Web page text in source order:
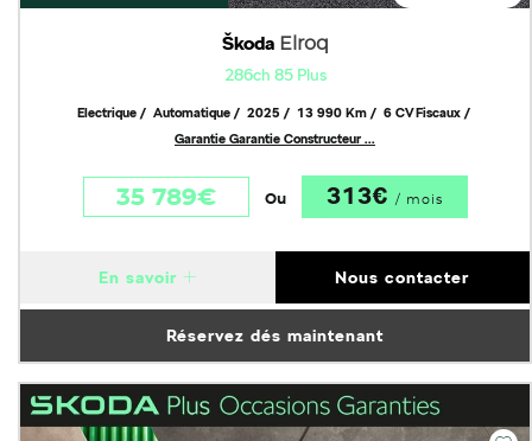
Škoda Elroq
286ch 85 Plus
Electrique Automatique 2025 13 990 Km
6 CV Fiscaux
Garantie Garantie Constructeur ...
35 789€ Ou 313€ / mois
Réservez dés maintenant
En savoir Nous contacter